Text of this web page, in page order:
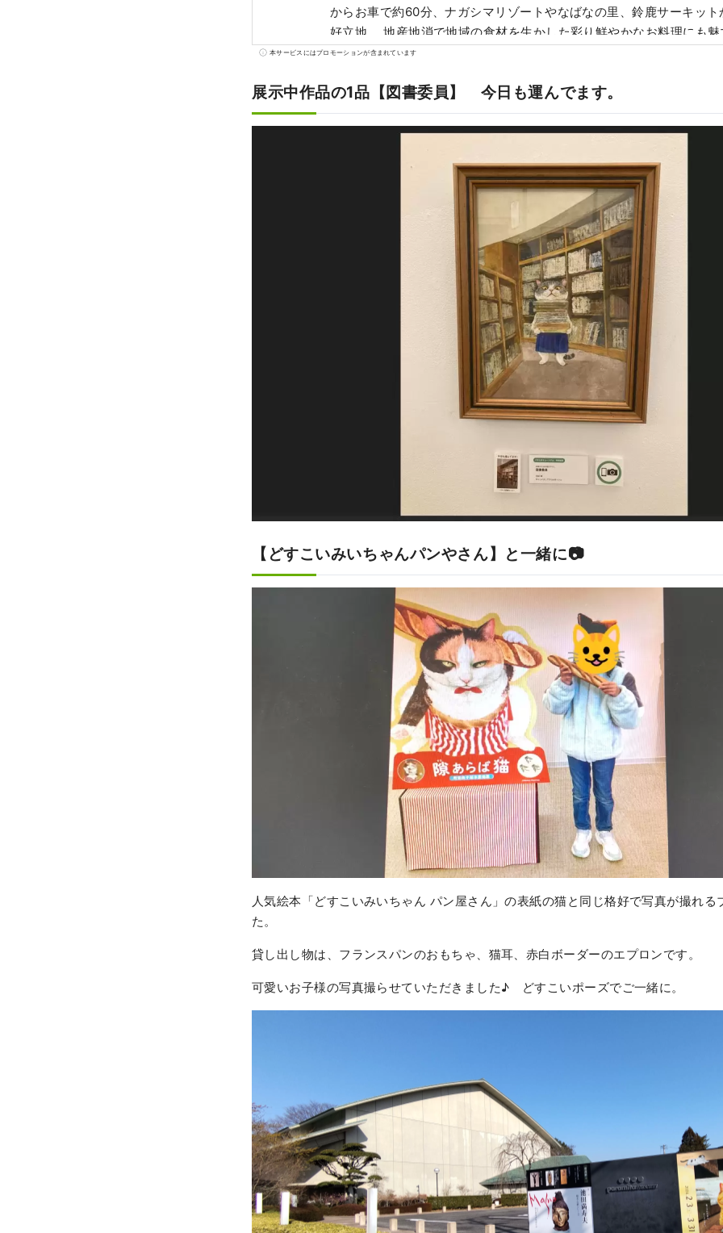
からお車で約60分、ナガシマリゾートやなばなの里、鈴鹿サーキット
好立地。 地産地消で地域の食材を生かした彩り鮮やかなお料理にも
お子様大歓迎で楽しいことがいっぱいの温泉宿は小さなお子様連れの
本サービスにはプロモーションが含まれています
展示中作品の1品【図書委員】 今日も運んでます。
【どすこいみいちゃんパンやさん】と一緒に📷
人気絵本「どすこいみいちゃん パン屋さん」の表紙の猫と同じ格好で写真が撮れる
た。
貸し出し物は、フランスパンのおもちゃ、猫耳、赤白ボーダーのエプロンです。
可愛いお子様の写真撮らせていただきました♪ どすこいポーズでご一緒に。